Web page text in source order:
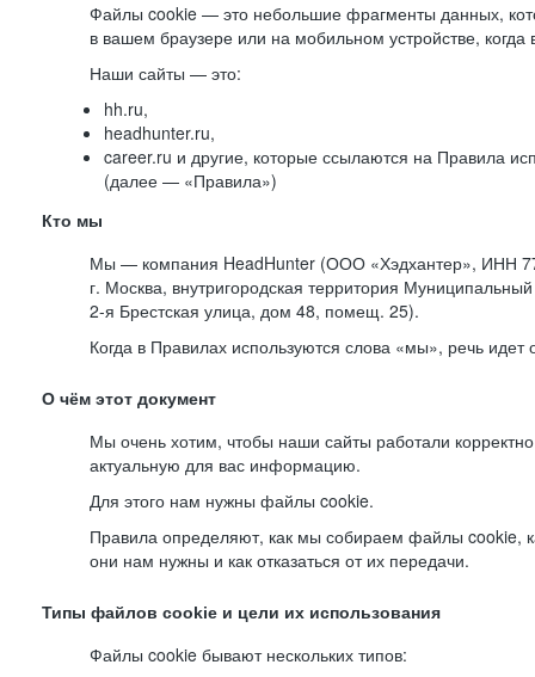
Файлы cookie — это небольшие фрагменты данных,
в вашем браузере или на мобильном устройстве,
Наши сайты — это:
hh.ru,
headhunter.ru,
career.ru и другие, которые ссылаются на Правила
(далее — «Правила»)
Кто мы
Мы — компания HeadHunter (ООО «Хэдхантер», ИНН
г. Москва, внутригородская территория Муниципальный
2-я Брестская улица, дом 48, помещ. 25).
Когда в Правилах используются слова «мы», речь
О чём этот документ
Мы очень хотим, чтобы наши сайты работали
актуальную для вас информацию.
Для этого нам нужны файлы cookie.
Правила определяют, как мы собираем файлы cookie,
они нам нужны и как отказаться от их передачи.
Типы файлов cookie и цели их использования
Файлы cookie бывают нескольких типов: